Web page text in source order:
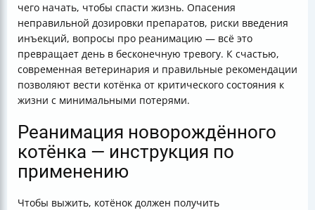
чего начать, чтобы спасти жизнь. Опасения
неправильной дозировки препаратов, риски введения
инъекций, вопросы про реанимацию — всё это
превращает день в бесконечную тревогу. К счастью,
современная ветеринария и правильные рекомендации
позволяют вести котёнка от критического состояния к
жизни с минимальными потерями.
Реанимация новорождённого
котёнка — инструкция по
применению
Чтобы выжить, котёнок должен получить